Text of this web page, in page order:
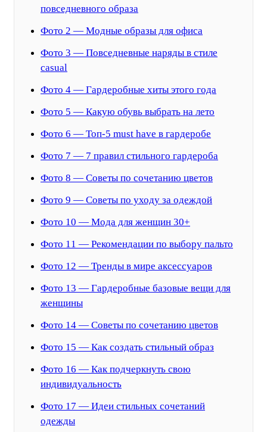
повседневного образа
Фото 2 — Модные образы для офиса
Фото 3 — Повседневные наряды в стиле
casual
Фото 4 — Гардеробные хиты этого года
Фото 5 — Какую обувь выбрать на лето
Фото 6 — Топ-5 must have в гардеробе
Фото 7 — 7 правил стильного гардероба
Фото 8 — Советы по сочетанию цветов
Фото 9 — Советы по уходу за одеждой
Фото 10 — Мода для женщин 30+
Фото 11 — Рекомендации по выбору пальто
Фото 12 — Тренды в мире аксессуаров
Фото 13 — Гардеробные базовые вещи для
женщины
Фото 14 — Советы по сочетанию цветов
Фото 15 — Как создать стильный образ
Фото 16 — Как подчеркнуть свою
индивидуальность
Фото 17 — Идеи стильных сочетаний
одежды